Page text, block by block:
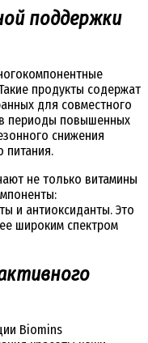
поддержки
продукты содержат
для совместного
в периоды повышенных
снижения
питания.
не только витамины
и антиоксиданты. Это
широким спектром
Biomins